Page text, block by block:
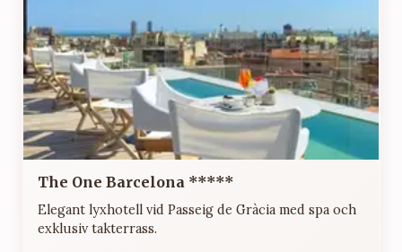
The One Barcelona *****
Elegant lyxhotell vid Passeig de Gràcia med spa och
exklusiv takterrass.